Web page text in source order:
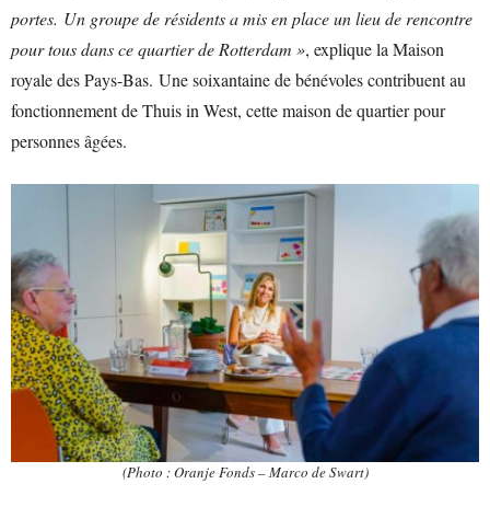
portes. Un groupe de résidents a mis en place un lieu de rencontre
pour tous dans ce quartier de Rotterdam », explique la Maison
royale des Pays-Bas. Une soixantaine de bénévoles contribuent au
fonctionnement de Thuis in West, cette maison de quartier pour
personnes âgées.
(Photo : Oranje Fonds – Marco de Swart)